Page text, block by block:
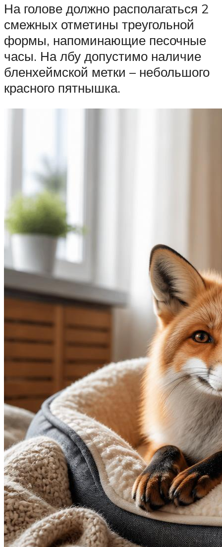
На голове должно располагаться 2
смежных отметины треугольной
формы, напоминающие песочные
часы. На лбу допустимо наличие
бленхеймской метки – небольшого
красного пятнышка.